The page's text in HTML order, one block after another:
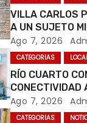
VILLA CARLOS
A UN SUJETO
MARIHUANA EN
Ago 7, 2026
CATEGORIAS
RÍO CUARTO
CONECTIVIDAD
CUATRO
BUENOS AIRES
Ago 7, 2026
CATEGORIAS